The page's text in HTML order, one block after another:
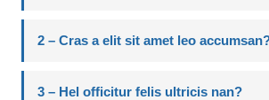
2 – Cras a elit sit amet leo
3 – Hel officitur felis ultricis nan?